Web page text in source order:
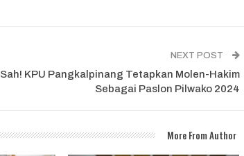
NEXT POST
Sah! KPU Pangkalpinang Tetapkan Molen-Hakim
Sebagai Paslon Pilwako 2024
More From Author